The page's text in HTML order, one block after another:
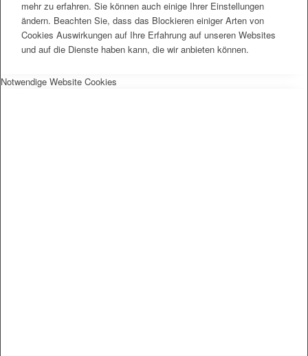
mehr zu erfahren. Sie können auch einige Ihrer Einstellungen
ändern. Beachten Sie, dass das Blockieren einiger Arten von
Cookies Auswirkungen auf Ihre Erfahrung auf unseren Websites
und auf die Dienste haben kann, die wir anbieten können.
Notwendige Website Cookies